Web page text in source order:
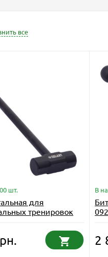
все
шт.
для
тренировок
В
2